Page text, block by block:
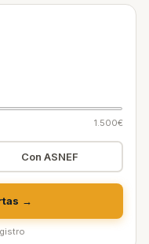
1.500€
Con ASNEF
→